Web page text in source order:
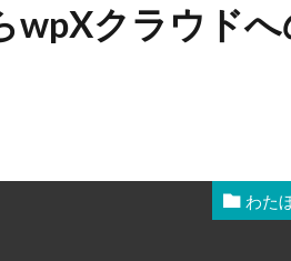
wpXクラウドへ
わた